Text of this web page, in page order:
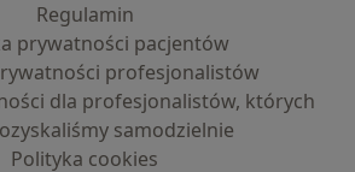
Regulamin
prywatności pacjentów
profesjonalistów
dla profesjonalistów, których
samodzielnie
Polityka cookies